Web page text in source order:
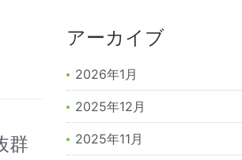
群
アーカイブ
2026年1月
2025年12月
2025年11月